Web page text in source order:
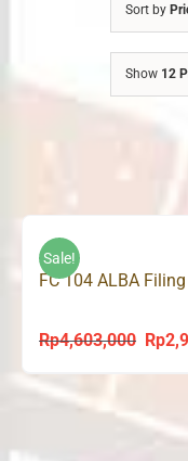
Sort by
Show 12
Sale!
FC 104 ALBA
Rp4,603,000 Rp